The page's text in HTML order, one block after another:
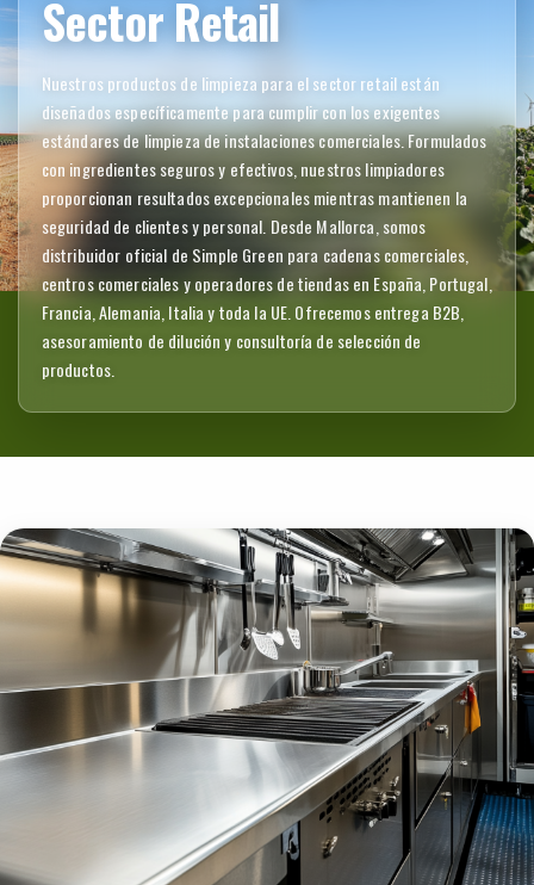
Sector Retail
Nuestros productos de limpieza para el sector retail están
diseñados específicamente para cumplir con los exigentes
estándares de limpieza de instalaciones comerciales. Formulados
con ingredientes seguros y efectivos, nuestros limpiadores
proporcionan resultados excepcionales mientras mantienen la
seguridad de clientes y personal. Desde Mallorca, somos
distribuidor oficial de Simple Green para cadenas comerciales,
centros comerciales y operadores de tiendas en España, Portugal,
Francia, Alemania, Italia y toda la UE. Ofrecemos entrega B2B,
asesoramiento de dilución y consultoría de selección de
productos.